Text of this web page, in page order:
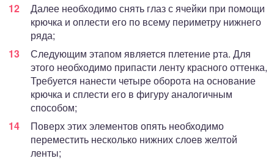
Далее необходимо снять глаз с ячейки при помощи
крючка и оплести его по всему периметру нижнего
ряда;
Следующим этапом является плетение рта. Для
этого необходимо припасти ленту красного оттенка,
Требуется нанести четыре оборота на основание
крючка и сплести его в фигуру аналогичным
способом;
Поверх этих элементов опять необходимо
переместить несколько нижних слоев желтой
ленты;